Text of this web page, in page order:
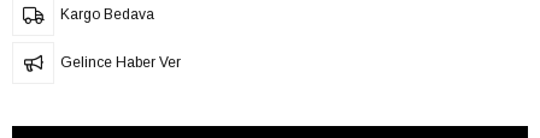
Kargo Bedava
Gelince Haber Ver